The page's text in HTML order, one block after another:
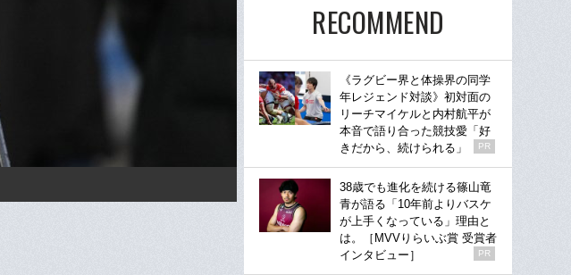
RECOMMEND
《ラグビー界と体操界の同学
年レジェンド対談》初対面の
リーチマイケルと内村航平が
本音で語り合った競技愛「好
きだから、続けられる」
PR
38歳でも進化を続ける篠山竜
青が語る「10年前よりバスケ
が上手くなっている」理由と
は。［MVVりらいぶ賞 受賞者
インタビュー］
PR